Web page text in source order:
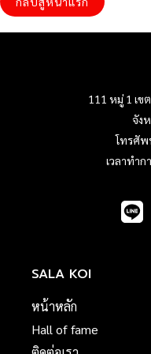
111 หมู่ 1 เข
จัง
โทรศัพ
เวลาทำก
SALA KOI
หน้าหลัก
Hall of fame